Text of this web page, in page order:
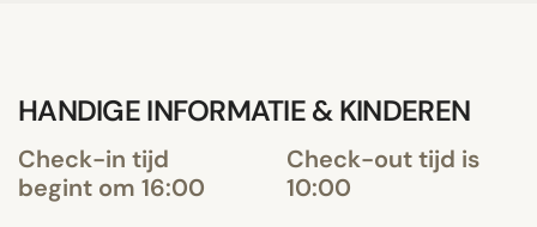
HANDIGE INFORMATIE & KINDEREN
Check-in tijd
begint om 16:00
Check-out tijd is
10:00